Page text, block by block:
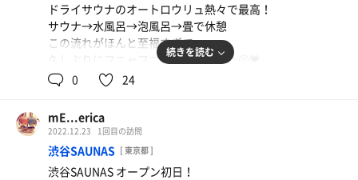
ドライサウナのオートロウリュ熱々で最高！
サウナ→水風呂→泡風呂→畳で休憩
この流れがほんと至福すぎて
久しぶりにフニャフニャになりました🫠💗
足元あったかくて相変わらず最高だった✨️
新年一発目、松本湯さんで正解だった！
今年もいいサ活ができそうだー✨️
続きを読む
0 24
mE...erica
2022.12.23 1回目の訪問
渋谷SAUNAS [ 東京都 ]
渋谷SAUNAS オープン初日！